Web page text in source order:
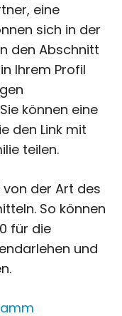
eine
sich in der
den Abschnitt
Ihrem Profil
können eine
den Link mit
teilen.
von der Art des
So können
für die
und